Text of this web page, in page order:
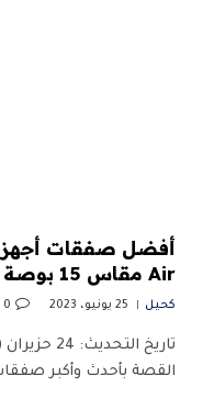
Air مقاس 15 بوصة معروض للبيع بالفعل
كحيل 25 يونيو، 2023 0
القصة بأحدث وأكبر